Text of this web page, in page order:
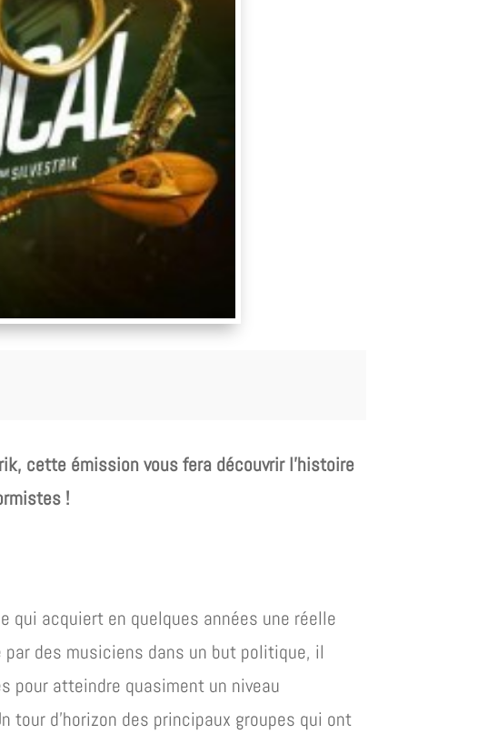
cette émission vous fera découvrir l’histoire
!
qui acquiert en quelques années une réelle
des musiciens dans un but politique, il
pour atteindre quasiment un niveau
d’horizon des principaux groupes qui ont